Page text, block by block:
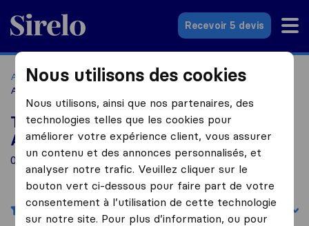
Sirelo.fr
Recevoir 5 devis
Accueil Déménageurs France
Déménageurs La Chapelle-
Achard
Top 10 déménageurs à La Chapelle-
Achard
0 déménageurs trouvés à La Chapelle-Achard
Filtres Trier par :
Nous utilisons des cookies
Nous utilisons, ainsi que nos partenaires, des
technologies telles que les cookies pour
améliorer votre expérience client, vous assurer
un contenu et des annonces personnalisés, et
analyser notre trafic. Veuillez cliquer sur le
bouton vert ci-dessous pour faire part de votre
consentement à l’utilisation de cette technologie
sur notre site. Pour plus d’information, ou pour